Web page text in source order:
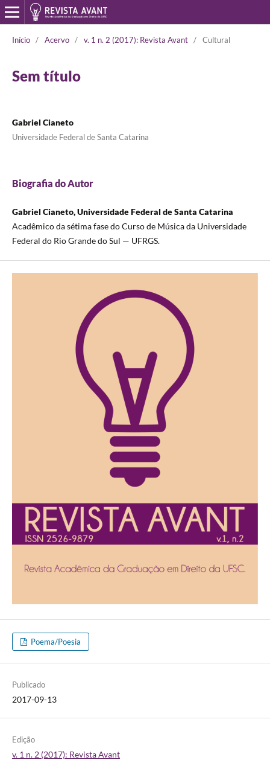
Início / Acervo / v. 1 n. 2 (2017): Revista Avant / Cultural
Sem título
Gabriel Cianeto
Universidade Federal de Santa Catarina
Biografia do Autor
Gabriel Cianeto, Universidade Federal de Santa Catarina
Acadêmico da sétima fase do Curso de Música da Universidade
Federal do Rio Grande do Sul — UFRGS.
Poema/Poesia
Publicado
2017-09-13
Edição
v. 1 n. 2 (2017): Revista Avant